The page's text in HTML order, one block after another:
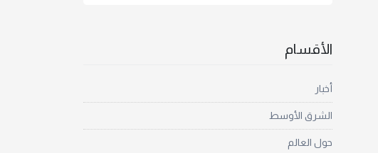
الأقسام
أخبار
الشرق الأوسط
حول العالم